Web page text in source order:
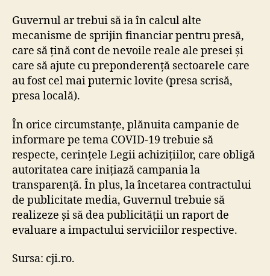
Guvernul ar trebui să ia în calcul alte
mecanisme de sprijin financiar pentru presă,
care să țină cont de nevoile reale ale presei și
care să ajute cu preponderență sectoarele care
au fost cel mai puternic lovite (presa scrisă,
presa locală).
În orice circumstanțe, plănuita campanie de
informare pe tema COVID-19 trebuie să
respecte, cerințele Legii achizițiilor, care obligă
autoritatea care inițiază campania la
transparență. În plus, la încetarea contractului
de publicitate media, Guvernul trebuie să
realizeze și să dea publicității un raport de
evaluare a impactului serviciilor respective.
Sursa: cji.ro.